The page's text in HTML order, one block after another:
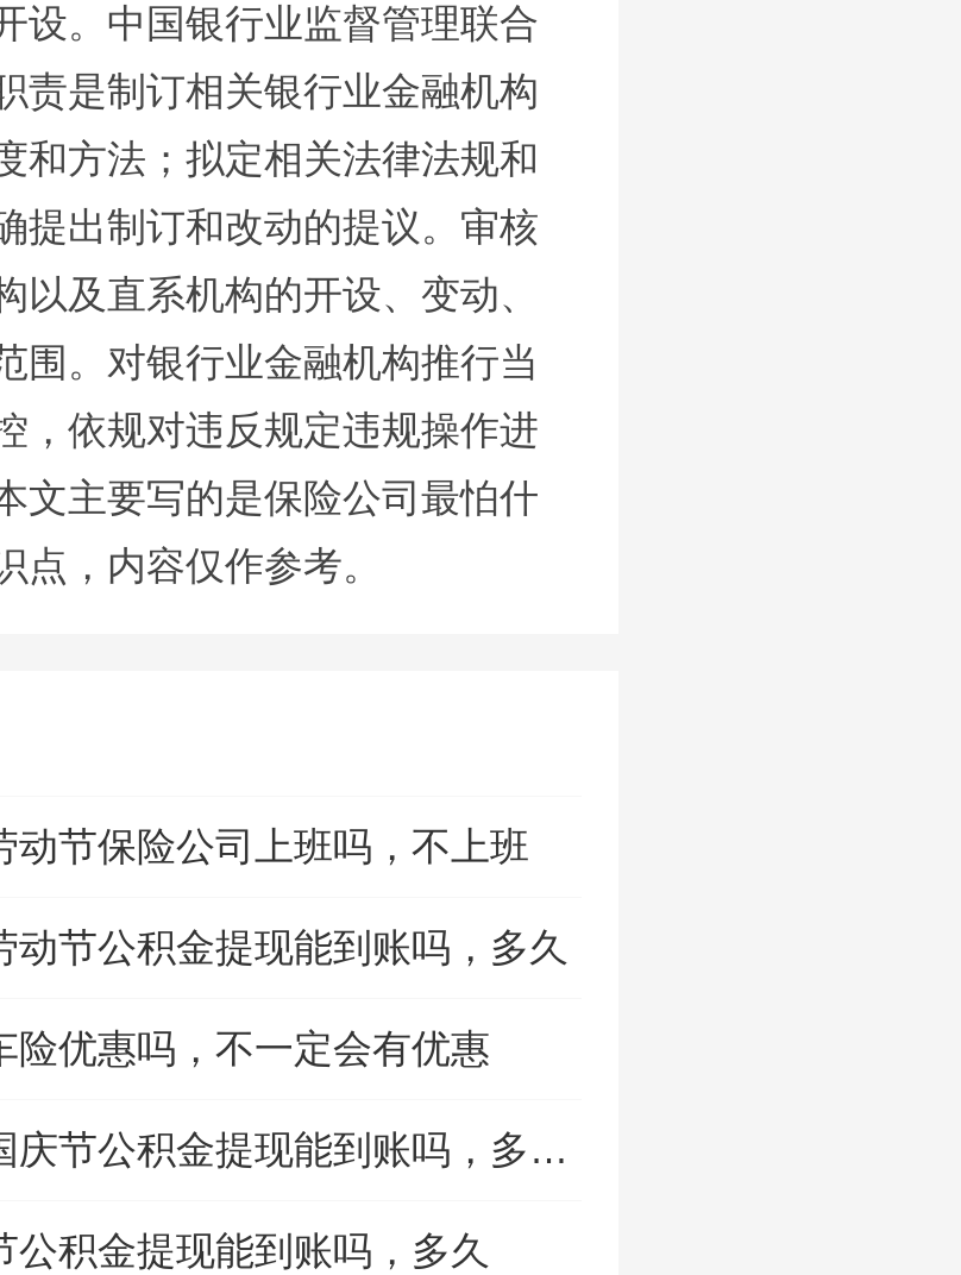
设。中国银行业监督管理联合
责是制订相关银行业金融机构
和方法；拟定相关法律法规和
提出制订和改动的提议。审核
以及直系机构的开设、变动、
围。对银行业金融机构推行当
，依规对违反规定违规操作进
文主要写的是保险公司最怕什
点，内容仅作参考。
动节保险公司上班吗，不上班
动节公积金提现能到账吗，多久
险优惠吗，不一定会有优惠
2023中秋国庆节公积金提现能到账吗，多久十一
公积金提现能到账吗，多久